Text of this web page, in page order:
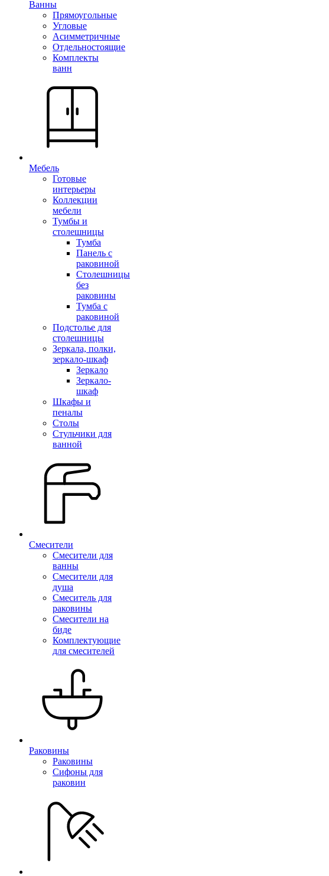
Ванны
Прямоугольные
Угловые
Асимметричные
Отдельностоящие
Комплекты
ванн
Мебель
Готовые
интерьеры
Коллекции
мебели
Тумбы и
столешницы
Тумба
Панель с
раковиной
Столешницы
без
раковины
Тумба с
раковиной
Подстолье для
столешницы
Зеркала, полки,
зеркало-шкаф
Зеркало
Зеркало-
шкаф
Шкафы и
пеналы
Столы
Стульчики для
ванной
Смесители
Смесители для
ванны
Смесители для
душа
Смеситель для
раковины
Смесители на
биде
Комплектующие
для смесителей
Раковины
Раковины
Сифоны для
раковин